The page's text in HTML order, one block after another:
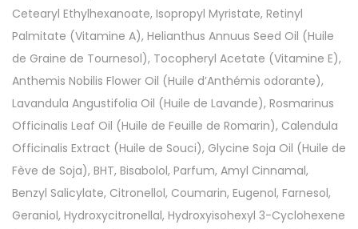
Cetearyl Ethylhexanoate, Isopropyl Myristate, Retinyl
Palmitate (Vitamine A), Helianthus Annuus Seed Oil (Huile
de Graine de Tournesol), Tocopheryl Acetate (Vitamine E),
Anthemis Nobilis Flower Oil (Huile d’Anthémis odorante),
Lavandula Angustifolia Oil (Huile de Lavande), Rosmarinus
Officinalis Leaf Oil (Huile de Feuille de Romarin), Calendula
Officinalis Extract (Huile de Souci), Glycine Soja Oil (Huile de
Fève de Soja), BHT, Bisabolol, Parfum, Amyl Cinnamal,
Benzyl Salicylate, Citronellol, Coumarin, Eugenol, Farnesol,
Geraniol, Hydroxycitronellal, Hydroxyisohexyl 3-Cyclohexene